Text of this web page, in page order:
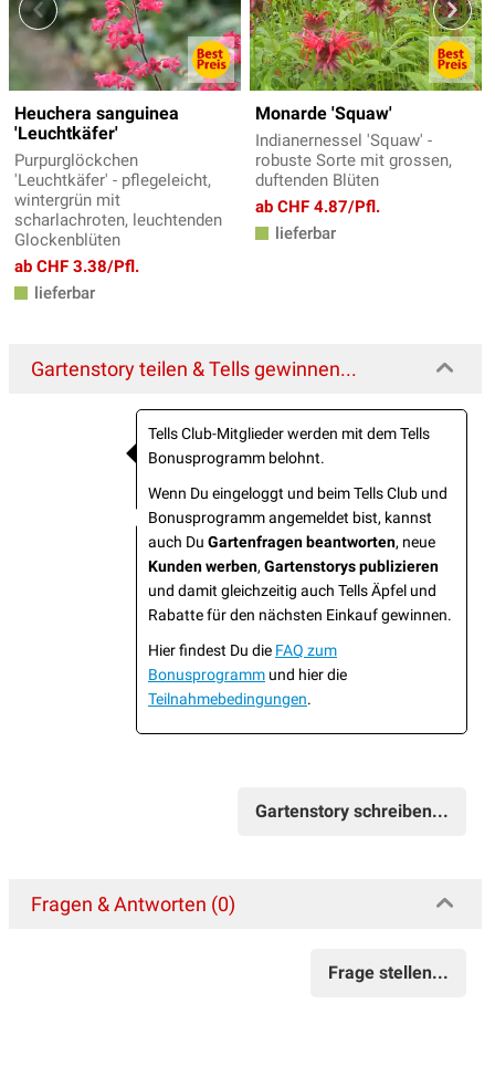
Heuchera sanguinea
'Leuchtkäfer'
Purpurglöckchen
'Leuchtkäfer' - pflegeleicht,
wintergrün mit
scharlachroten, leuchtenden
Glockenblüten
ab CHF 3.38/Pfl.
lieferbar
Monarde 'Squaw'
Indianernessel 'Squaw' -
robuste Sorte mit grossen,
duftenden Blüten
ab CHF 4.87/Pfl.
lieferbar
Gartenstory teilen & Tells gewinnen...
Tells Club-Mitglieder werden mit dem Tells
Bonusprogramm belohnt.
Wenn Du eingeloggt und beim Tells Club und
Bonusprogramm angemeldet bist, kannst
auch Du Gartenfragen beantworten, neue
Kunden werben, Gartenstorys publizieren
und damit gleichzeitig auch Tells Äpfel und
Rabatte für den nächsten Einkauf gewinnen.
Hier findest Du die FAQ zum
Bonusprogramm und hier die
Teilnahmebedingungen.
Gartenstory schreiben...
Fragen & Antworten (0)
Frage stellen...